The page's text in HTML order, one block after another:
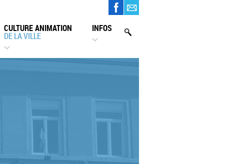
CULTURE ANIMATION
DE LA VILLE
INFOS